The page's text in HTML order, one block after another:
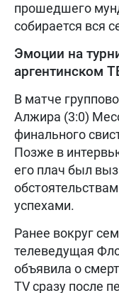
прошедшего
собирается вся
Эмоции на
аргентинском
В матче
Алжира (3:0)
финального
Позже в
его плач был
успехами.
Ранее вокруг
телеведущая
объявила о
TV сразу после